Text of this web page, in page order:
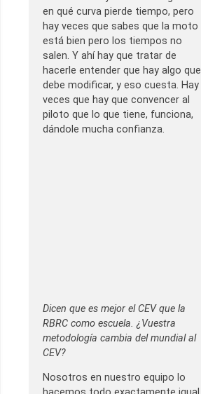
en qué curva pierde tiempo, pero
hay veces que sabes que la moto
está bien pero los tiempos no
salen. Y ahí hay que tratar de
hacerle entender que hay algo que
debe modificar, y eso cuesta. Hay
veces que hay que convencer al
piloto que lo que tiene, funciona,
dándole mucha confianza.
Dicen que es mejor el CEV que la
RBRC como escuela. ¿Vuestra
metodología cambia del mundial al
CEV?
Nosotros en nuestro equipo lo